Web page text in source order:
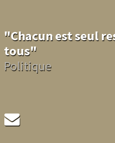
"Chacun est seul
tous"
Politique